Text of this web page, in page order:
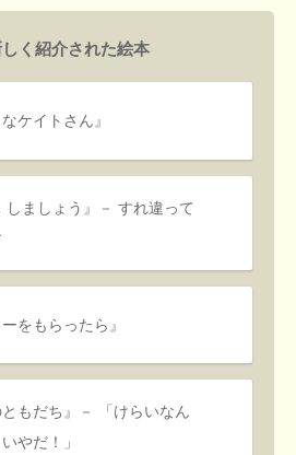
しく紹介された絵本
ケイトさん』
しましょう』－ すれ違って
ーをもらったら』
ともだち』－ 「けらいなん
やだ！」